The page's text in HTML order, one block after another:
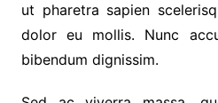
ut pharetra sapien
dolor eu mollis. Nunc
bibendum dignissim.